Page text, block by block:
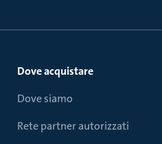
Dove acquistare
Dove siamo
Rete partner autorizzati